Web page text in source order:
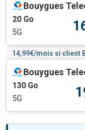
Bouygues
20 Go
5G
14,99€/mois si client
Bouygues
130 Go
5G